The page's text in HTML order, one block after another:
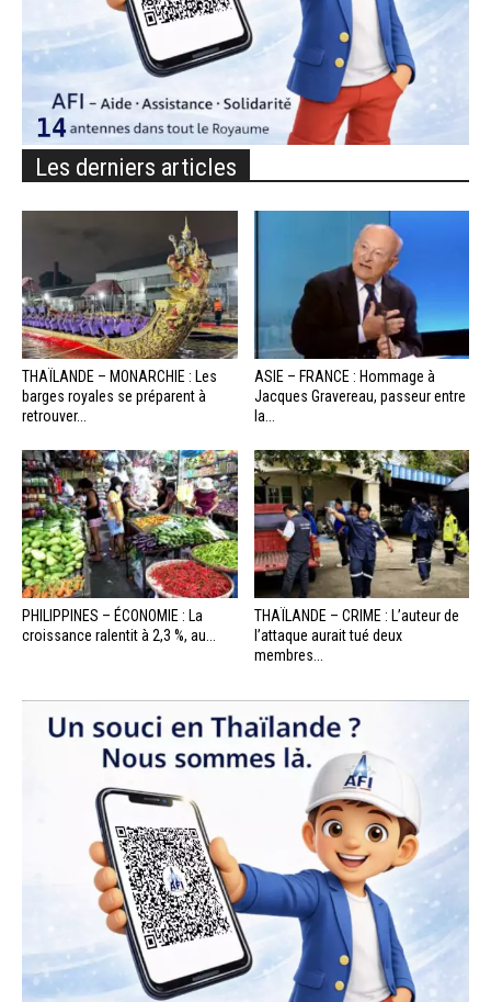
Les derniers articles
THAÏLANDE – MONARCHIE : Les
barges royales se préparent à
retrouver...
ASIE – FRANCE : Hommage à
Jacques Gravereau, passeur entre
la...
PHILIPPINES – ÉCONOMIE : La
croissance ralentit à 2,3 %, au...
THAÏLANDE – CRIME : L’auteur de
l’attaque aurait tué deux
membres...